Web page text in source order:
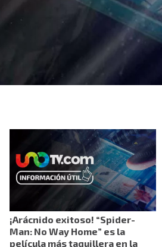
¡Arácnido exitoso! “Spider-
Man: No Way Home” es la
película más taquillera en la